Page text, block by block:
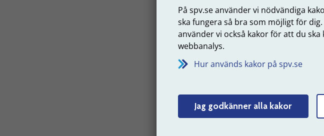
På spv.se använder vi nödvändiga
ska fungera så bra som möjligt för
använder vi också kakor för att du
webbanalys.
Hur används kakor på spv.se
Jag godkänner alla kakor
personskada